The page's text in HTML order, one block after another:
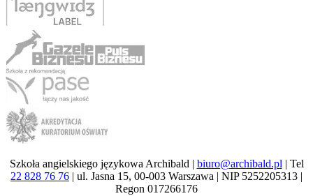
Szkoła angielskiego językowa Archibald | biuro@archibald.pl | Tel
22 828 76 76 | ul. Jasna 15, 00-003 Warszawa | NIP 5252205313 |
Regon 017266176